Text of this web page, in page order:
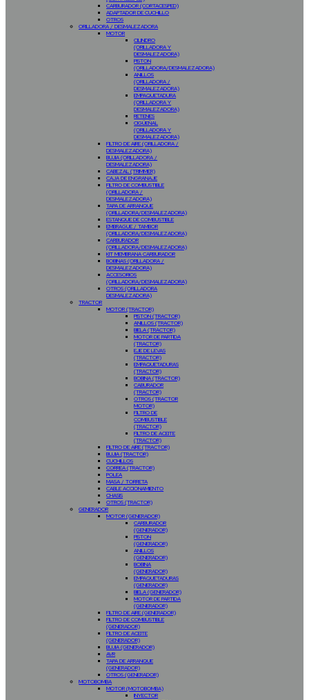
CARBURADOR (CORTACESPED)
ADAPTADOR DE CUCHILLO
OTROS
ORILLADORA / DESMALEZADORA
MOTOR
CILINDRO
(ORILLADORA Y
DESMALEZADORA)
PISTON
(ORILLADORA/DESMALEZADORA)
ANILLOS
(ORILLADORA /
DESMALEZADORA)
EMPAQUETADURA
(ORILLADORA Y
DESMALEZADORA)
RETENES
CIGÜEÑAL
(ORILLADORA Y
DESMALEZADORA)
FILTRO DE AIRE (ORILLADORA /
DESMALEZADORA)
BUJIA (ORILLADORA /
DESMALEZADORA)
CABEZAL (TRIMMER)
CAJA DE ENGRANAJE
FILTRO DE COMBUSTIBLE
(ORILLADORA /
DESMALEZADORA)
TAPA DE ARRANQUE
(ORILLADORA/DESMALEZADORA)
ESTANQUE DE COMBUSTIBLE
EMBRAGUE / TAMBOR
(ORILLADORA/DESMALEZADORA)
CARBURADOR
(ORILLADORA/DESMALEZADORA)
KIT MEMBRANA CARBURADOR
BOBINAS (ORILLADORA /
DESMALEZADORA)
ACCESORIOS
(ORILLADORA/DESMALEZADORA)
OTROS (ORILLADORA
DESMALEZADORA)
TRACTOR
MOTOR (TRACTOR)
PISTON (TRACTOR)
ANILLOS (TRACTOR)
BIELA (TRACTOR)
MOTOR DE PARTIDA
(TRACTOR)
EJE DE LEVAS
(TRACTOR)
EMPAQUETADURAS
(TRACTOR)
BOBINA (TRACTOR)
CABURADOR
(TRACTOR)
OTROS (TRACTOR
MOTOR)
FILTRO DE
COMBUSTIBLE
(TRACTOR)
FILTRO DE ACEITE
(TRACTOR)
FILTRO DE AIRE (TRACTOR)
BUJIA (TRACTOR)
CUCHILLOS
CORREA (TRACTOR)
POLEA
MASA / TORRETA
CABLE ACCIONAMIENTO
CHASIS
OTROS (TRACTOR)
GENERADOR
MOTOR (GENERADOR)
CARBURADOR
(GENERADOR)
PISTON
(GENERADOR)
ANILLOS
(GENERADOR)
BOBINA
(GENERADOR)
EMPAQUETADURAS
(GENERADOR)
BIELA (GENERADOR)
MOTOR DE PARTIDA
(GENERADOR)
FILTRO DE AIRE (GENERADOR)
FILTRO DE COMBUSTIBLE
(GENERADOR)
FILTRO DE ACEITE
(GENERADOR)
BUJIA (GENERADOR)
AVR
TAPA DE ARRANQUE
(GENERADOR)
OTROS (GENERADOR)
MOTOBOMBA
MOTOR (MOTOBOMBA)
INYECTOR